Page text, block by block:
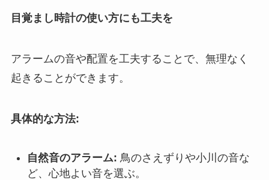
目覚まし時計の使い方にも工夫を
アラームの音や配置を工夫することで、無理なく
起きることができます。
具体的な方法:
自然音のアラーム: 鳥のさえずりや小川の音な
ど、心地よい音を選ぶ。